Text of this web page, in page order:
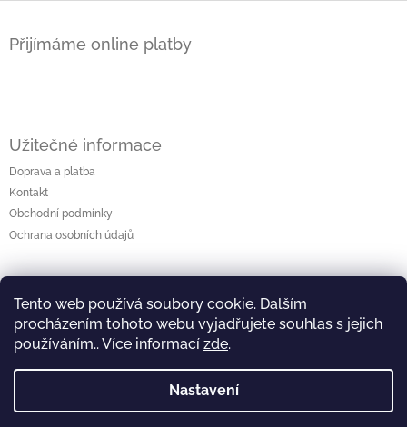
Tento web používá soubory cookie. Dalším
procházením tohoto webu vyjadřujete souhlas s jejich
používáním.. Více informací zde.
Nastavení
Přijímáme online platby
Užitečné informace
Doprava a platba
Kontakt
Obchodní podmínky
Ochrana osobních údajů
Kontakt
zaneta.ciemalova@seznam.cz